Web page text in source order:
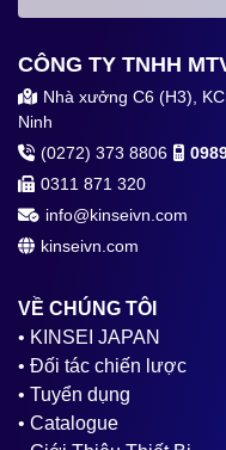
CÔNG TY TNHH
Nhà xưởng C6 (H3),
Ninh
(0272) 373 8806
0311 871 320
info@kinseivn.com
kinseivn.com
VỀ CHÚNG TÔI
• KINSEI JAPAN
• Đối tác chiến lược
• Tuyển dụng
• Catalogue